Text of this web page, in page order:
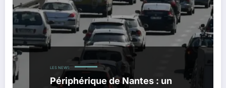
LES NEWS
Périphérique de Nantes : un